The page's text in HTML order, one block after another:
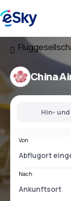
China
Hin-
Von
Nach